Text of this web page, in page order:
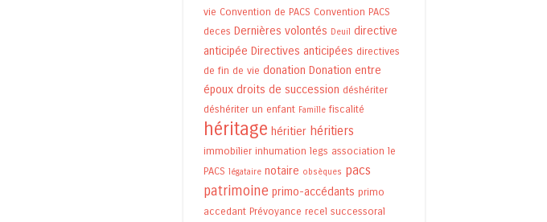
vie Convention de PACS Convention PACS
deces Dernières volontés Deuil directive
anticipée Directives anticipées directives
de fin de vie donation Donation entre
époux droits de succession déshériter
déshériter un enfant Famille fiscalité
héritage héritier héritiers
immobilier inhumation legs association le
PACS légataire notaire obsèques pacs
patrimoine primo-accédants primo
accedant Prévoyance recel successoral